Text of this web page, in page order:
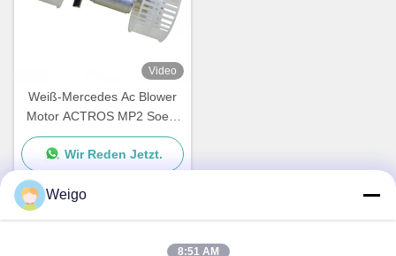
Video
Weiß-Mercedes Ac Blower
Motor ACTROS MP2 Soem
2002 0028308408
0130063602
8EW351024481
Wir Reden Jetzt.
Weigo
8:51 AM